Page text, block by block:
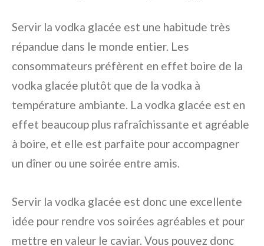
Servir la vodka glacée est une habitude très
répandue dans le monde entier. Les
consommateurs préfèrent en effet boire de la
vodka glacée plutôt que de la vodka à
température ambiante. La vodka glacée est en
effet beaucoup plus rafraîchissante et agréable
à boire, et elle est parfaite pour accompagner
un dîner ou une soirée entre amis.
Servir la vodka glacée est donc une excellente
idée pour rendre vos soirées agréables et pour
mettre en valeur le caviar. Vous pouvez donc